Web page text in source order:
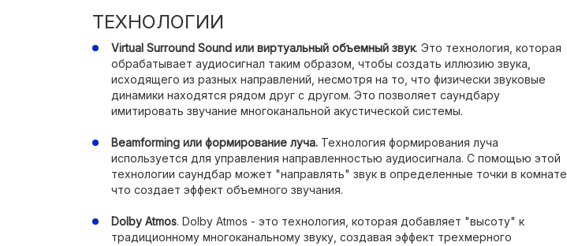
ТЕХНОЛОГИИ
Virtual Surround Sound или виртуальный объемный звук. Это технология, которая
обрабатывает аудиосигнал таким образом, чтобы создать иллюзию звука,
исходящего из разных направлений, несмотря на то, что физически звуковые
динамики находятся рядом друг с другом. Это позволяет саундбару
имитировать звучание многоканальной акустической системы.
Beamforming или формирование луча. Технология формирования луча
используется для управления направленностью аудиосигнала. С помощью этой
технологии саундбар может "направлять" звук в определенные точки в комнате,
что создает эффект объемного звучания.
Dolby Atmos. Dolby Atmos - это технология, которая добавляет "высоту" к
традиционному многоканальному звуку, создавая эффект трехмерного